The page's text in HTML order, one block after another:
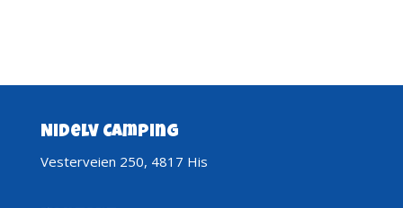
Nidelv Camping
Vesterveien 250, 4817 His